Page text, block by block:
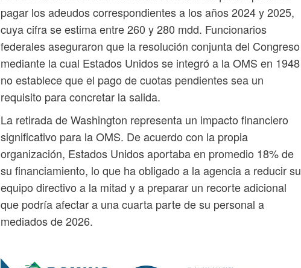
pagar los adeudos correspondientes a los años 2024 y 2025,
cuya cifra se estima entre 260 y 280 mdd. Funcionarios
federales aseguraron que la resolución conjunta del Congreso
mediante la cual Estados Unidos se integró a la OMS en 1948
no establece que el pago de cuotas pendientes sea un
requisito para concretar la salida.
La retirada de Washington representa un impacto financiero
significativo para la OMS. De acuerdo con la propia
organización, Estados Unidos aportaba en promedio 18% de
su financiamiento, lo que ha obligado a la agencia a reducir su
equipo directivo a la mitad y a preparar un recorte adicional
que podría afectar a una cuarta parte de su personal a
mediados de 2026.